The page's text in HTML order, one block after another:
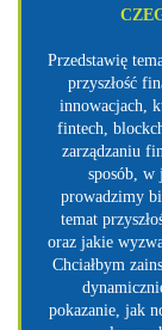
Przedstawię
przyszłość
innowacjach,
fintech,
zarządzaniu
sposób, w
prowadzimy
temat
oraz jakie
Chciałbym
pokazanie, jak